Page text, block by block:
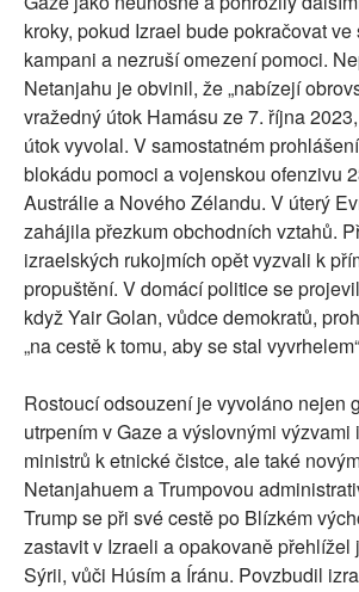
kroky, pokud Izrael bude pokračovat ve
kampani a nezruší omezení pomoci.
Netanjahu je obvinil, že „nabízejí
vražedný útok Hamásu ze 7. října
útok vyvolal. V samostatném
blokádu pomoci a vojenskou ofenzivu
Austrálie a Nového Zélandu. V úterý
zahájila přezkum obchodních vztahů.
izraelských rukojmích opět vyzvali k
propuštění. V domácí politice se
když Yair Golan, vůdce demokratů,
„na cestě k tomu, aby se stal
Rostoucí odsouzení je vyvoláno nejen
utrpením v Gaze a výslovnými výzvami
ministrů k etnické čistce, ale také
Netanjahuem a Trumpovou
Trump se při své cestě po Blízkém
zastavit v Izraeli a opakovaně přehlížel
Sýrii, vůči Húsím a Íránu. Povzbudil